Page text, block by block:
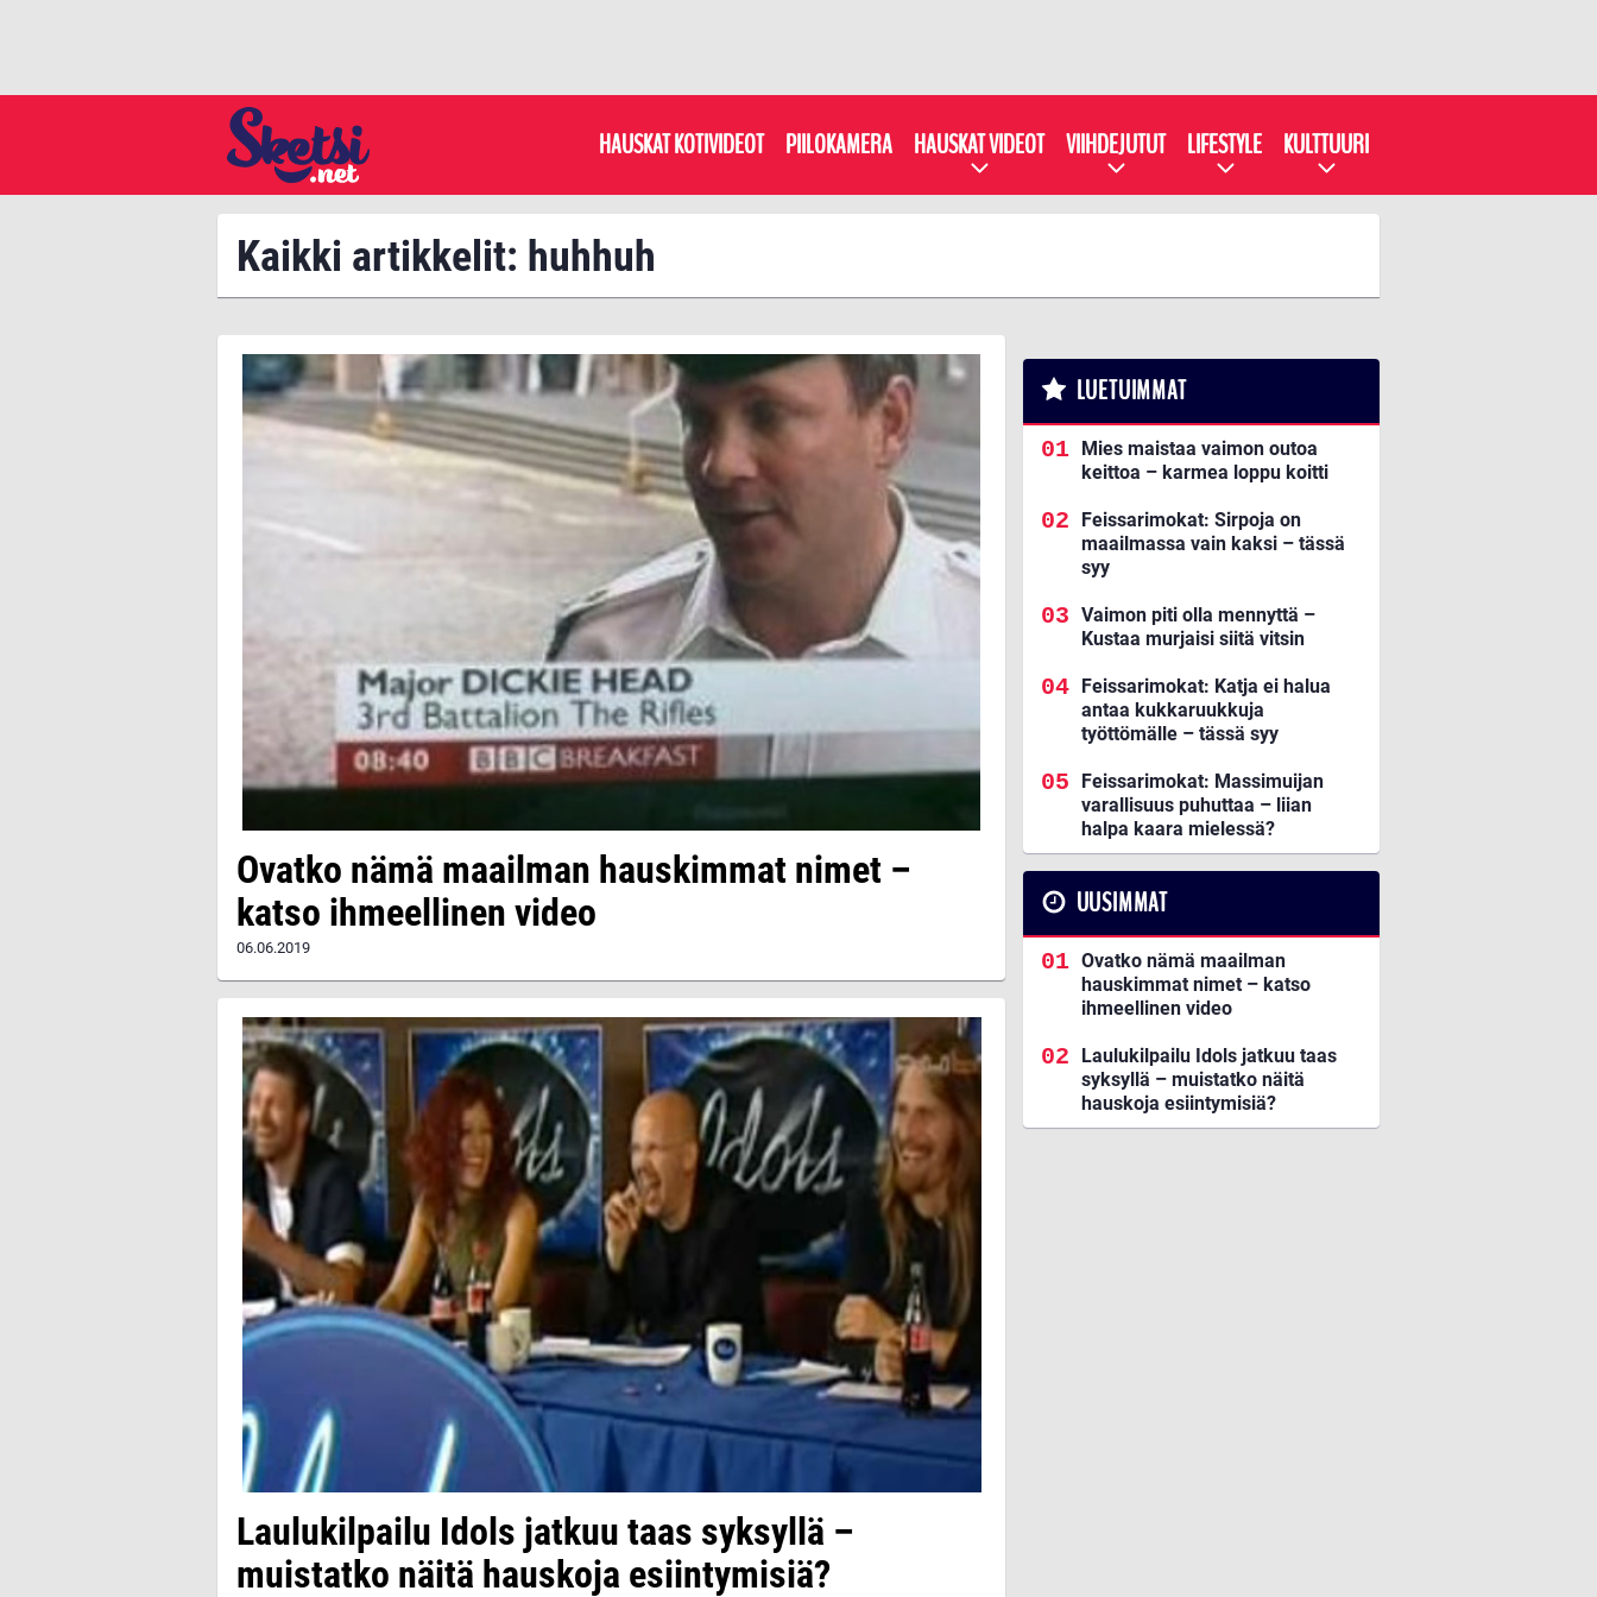
HAUSKAT KOTIVIDEOT PIILOKAMERA HAUSKAT VIDEOT VIIHDEJUTUT LIFESTYLE KULTTUURI
Kaikki artikkelit: huhhuh
Ovatko nämä maailman hauskimmat nimet –
katso ihmeellinen video
06.06.2019
Laulukilpailu Idols jatkuu taas syksyllä –
muistatko näitä hauskoja esiintymisiä?
LUETUIMMAT
Mies maistaa vaimon outoa
keittoa – karmea loppu koitti
Feissarimokat: Sirpoja on
maailmassa vain kaksi – tässä
syy
Vaimon piti olla mennyttä –
Kustaa murjaisi siitä vitsin
Feissarimokat: Katja ei halua
antaa kukkaruukkuja
työttömälle – tässä syy
Feissarimokat: Massimuijan
varallisuus puhuttaa – liian
halpa kaara mielessä?
UUSIMMAT
Ovatko nämä maailman
hauskimmat nimet – katso
ihmeellinen video
Laulukilpailu Idols jatkuu taas
syksyllä – muistatko näitä
hauskoja esiintymisiä?